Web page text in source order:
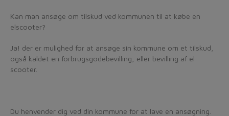
Kan man ansøge om tilskud ved kommunen til at købe en
elscooter?
Ja! der er mulighed for at ansøge sin kommune om et tilskud,
også kaldet en forbrugsgodebevilling, eller bevilling af el
scooter.
Du henvender dig ved din kommune for at lave en ansøgning.